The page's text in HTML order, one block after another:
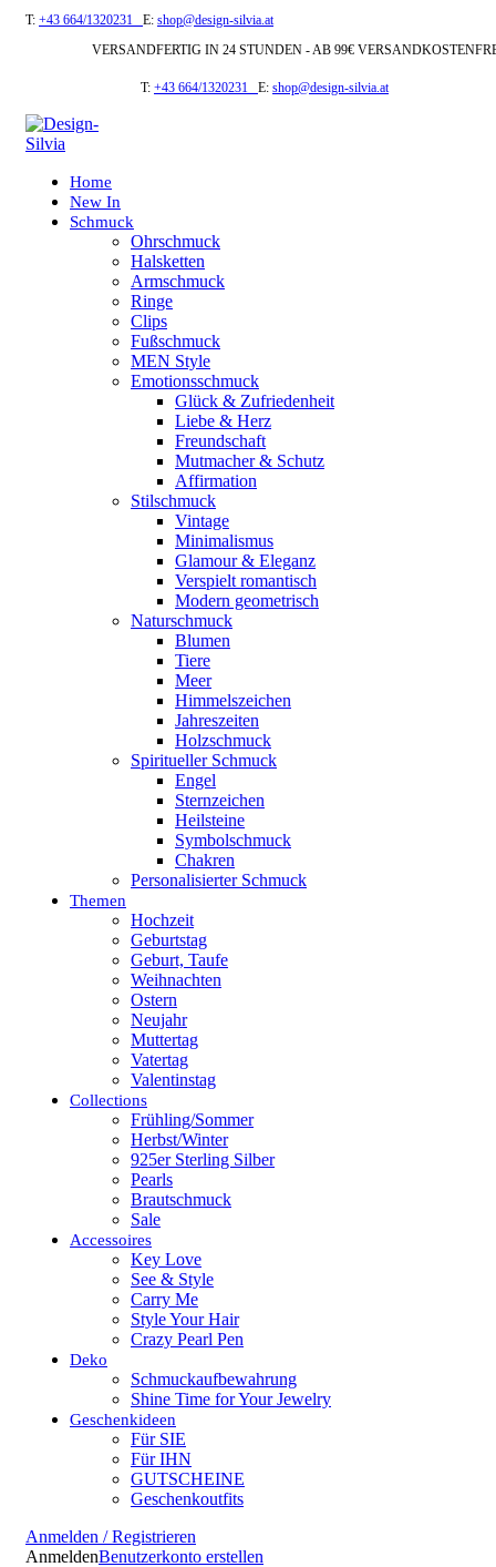
T: +43 664/1320231 E: shop@design-silvia.at
VERSANDFERTIG IN 24 STUNDEN - AB 99€
T: +43 664/1320231 E: shop@design-silvia.at
Home
New In
Schmuck
Ohrschmuck
Halsketten
Armschmuck
Ringe
Clips
Fußschmuck
MEN Style
Emotionsschmuck
Glück & Zufriedenheit
Liebe & Herz
Freundschaft
Mutmacher & Schutz
Affirmation
Stilschmuck
Vintage
Minimalismus
Glamour & Eleganz
Verspielt romantisch
Modern geometrisch
Naturschmuck
Blumen
Tiere
Meer
Himmelszeichen
Jahreszeiten
Holzschmuck
Spiritueller Schmuck
Engel
Sternzeichen
Heilsteine
Symbolschmuck
Chakren
Personalisierter Schmuck
Themen
Hochzeit
Geburtstag
Geburt, Taufe
Weihnachten
Ostern
Neujahr
Muttertag
Vatertag
Valentinstag
Collections
Frühling/Sommer
Herbst/Winter
925er Sterling Silber
Pearls
Brautschmuck
Sale
Accessoires
Key Love
See & Style
Carry Me
Style Your Hair
Crazy Pearl Pen
Deko
Schmuckaufbewahrung
Shine Time for Your Jewelry
Geschenkideen
Für SIE
Für IHN
GUTSCHEINE
Geschenkoutfits
Anmelden / Registrieren
AnmeldenBenutzerkonto erstellen